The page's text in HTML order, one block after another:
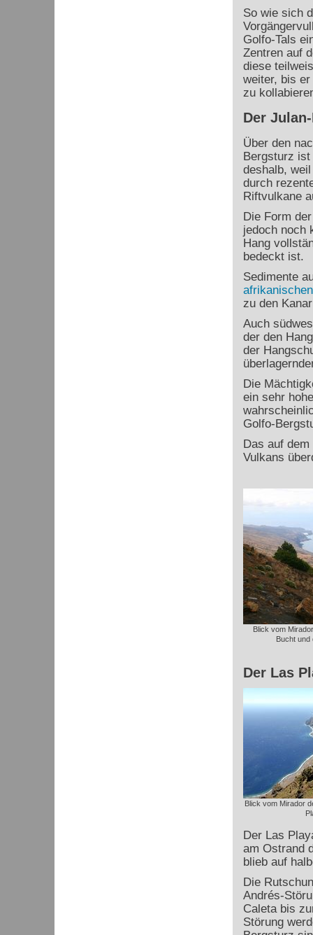
So wie sich
Golfo-Tals
Zentren auf
diese
weiter, bis
zu
Der
Über den
Bergsturz ist
deshalb,
durch
Riftvulkane
Die Form
jedoch noch
Hang
bedeckt ist.
Sedimente
zu den
Auch
der den
der
Die
ein sehr
Golfo-
Das auf
Vulkans
Blick vom
Bucht und
Der Las
Blick vom Mirador
Der Las
am Ostrand
blieb auf
Die
Andrés-
Caleta bis
Störung